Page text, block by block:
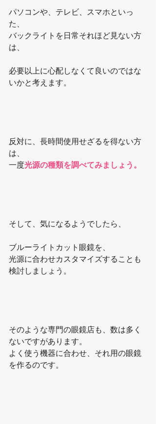
パソコンや、テレビ、スマホといっ
た、
バックライトを日常それほど見ない方
は、
必要以上に心配しなくて良いのではな
いかと考えます。
反対に、長時間使用せざるを得ない方
は、
一度光源の種類を調べてみましょう。
そして、気になるようでしたら、
ブルーライトカット眼鏡を、
光源に合わせカスタマイズすることも
検討しましょう。
そのような専門の眼鏡店も、数は多く
ないですがあります。
よく使う機器に合わせ、それ用の眼鏡
を作るのです。